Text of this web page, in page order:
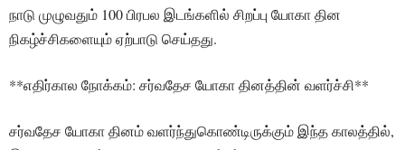
நாடு முழுவதும் 100 பிரபல இடங்களில் சிறப்பு யோகா தின
நிகழ்ச்சிகளையும் ஏற்பாடு செய்தது.
**எதிர்கால நோக்கம்: சர்வதேச யோகா தினத்தின் வளர்ச்சி**
சர்வதேச யோகா தினம் வளர்ந்துகொண்டிருக்கும் இந்த காலத்தில்,